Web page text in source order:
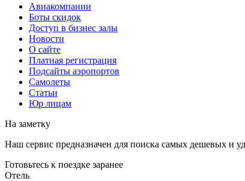
Авиакомпании
Боты скидок
Доступ в бизнес залы
Новости
О сайте
Платная регистрация
Подсайты аэропортов
Самолеты
Статьи
Юр лицам
На заметку
Наш сервис предназначен для поиска самых дешевых и
Готовьтесь к поездке заранее
Отель